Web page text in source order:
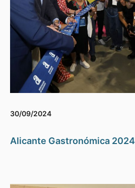
30/09/2024
Alicante Gastronómica 2024